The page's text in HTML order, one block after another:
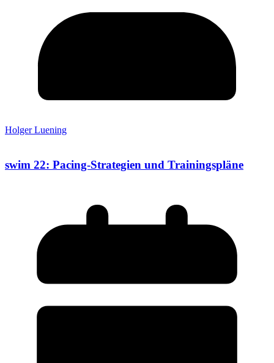
Holger Luening
swim 22: Pacing-Strategien und Trainingspläne